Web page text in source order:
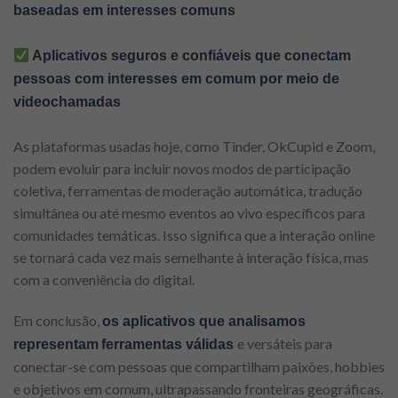
baseadas em interesses comuns
Aplicativos seguros e confiáveis ​​que conectam
pessoas com interesses em comum por meio de
videochamadas
As plataformas usadas hoje, como Tinder, OkCupid e Zoom,
podem evoluir para incluir novos modos de participação
coletiva, ferramentas de moderação automática, tradução
simultânea ou até mesmo eventos ao vivo específicos para
comunidades temáticas. Isso significa que a interação online
se tornará cada vez mais semelhante à interação física, mas
com a conveniência do digital.
Em conclusão, os aplicativos que analisamos
representam ferramentas válidas e versáteis para
conectar-se com pessoas que compartilham paixões, hobbies
e objetivos em comum, ultrapassando fronteiras geográficas.